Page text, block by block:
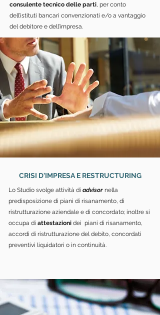
consulente tecnico delle parti, per conto
dell’istituti bancari convenzionati e/o a vantaggio
del debitore e dell’impresa.
CRISI D'IMPRESA E RESTRUCTURING
Lo Studio svolge attività di advisor nella
predisposizione di piani di risanamento, di
ristrutturazione aziendale e di concordato; inoltre si
occupa di attestazioni dei piani di risanamento,
accordi di ristrutturazione del debito, concordati
preventivi liquidatori o in continuità.